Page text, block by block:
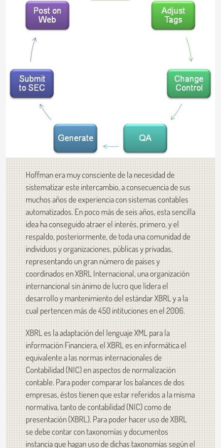
Hoffman era muy consciente de la necesidad de
sistematizar este intercambio, a consecuencia de sus
muchos años de experiencia con sistemas contables
automatizados. En poco más de seis años, esta sencilla
idea ha conseguido atraer el interés, primero, y el
respaldo, posteriormente, de toda una comunidad de
individuos y organizaciones, públicas y privadas,
representando un gran número de países y
coordinados en XBRL Internacional, una organización
internancional sin ánimo de lucro que lidera el
desarrollo y mantenimiento del estándar XBRL y a la
cual pertencen más de 450 intituciones en el 2006.
XBRL es la adaptación del lenguaje XML para la
información Financiera, el XBRL es en informática el
equivalente a las normas internacionales de
Contabilidad (NIC) en aspectos de normalización
contable. Para poder comparar los balances de dos
empresas, éstos tienen que estar referidos a la misma
normativa, tanto de contabilidad (NIC) como de
presentación (XBRL). Para poder hacer uso de XBRL
se debe contar con taxonomías y documentos
instancia que hagan uso de dichas taxonomías según el